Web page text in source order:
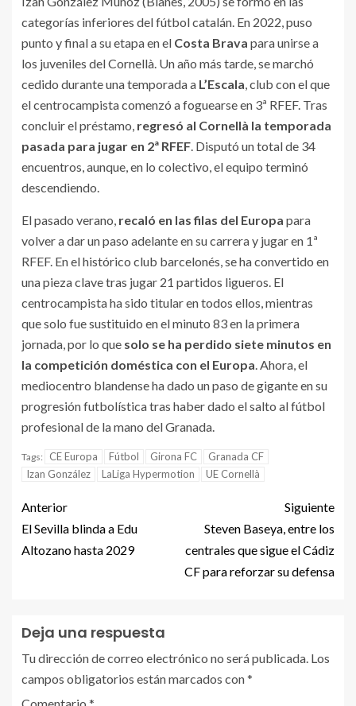
categorías inferiores del fútbol catalán. En 2022, puso
punto y final a su etapa en el Costa Brava para unirse a
los juveniles del Cornellà. Un año más tarde, se marchó
cedido durante una temporada a L’Escala, club con el que
el centrocampista comenzó a foguearse en 3ª RFEF. Tras
concluir el préstamo, regresó al Cornellà la temporada
pasada para jugar en 2ª RFEF. Disputó un total de 34
encuentros, aunque, en lo colectivo, el equipo terminó
descendiendo.
El pasado verano, recaló en las filas del Europa para
volver a dar un paso adelante en su carrera y jugar en 1ª
RFEF. En el histórico club barcelonés, se ha convertido en
una pieza clave tras jugar 21 partidos ligueros. El
centrocampista ha sido titular en todos ellos, mientras
que solo fue sustituido en el minuto 83 en la primera
jornada, por lo que solo se ha perdido siete minutos en
la competición doméstica con el Europa. Ahora, el
mediocentro blandense ha dado un paso de gigante en su
progresión futbolística tras haber dado el salto al fútbol
profesional de la mano del Granada.
Tags: CE Europa Fútbol Girona FC
Granada CF
Izan González
LaLiga Hypermotion UE Cornellà
Anterior
El Sevilla blinda a Edu
Altozano hasta 2029
Siguiente
Steven Baseya, entre los
centrales que sigue el Cádiz
CF para reforzar su defensa
Deja una respuesta
Tu dirección de correo electrónico no será publicada. Los
campos obligatorios están marcados con*